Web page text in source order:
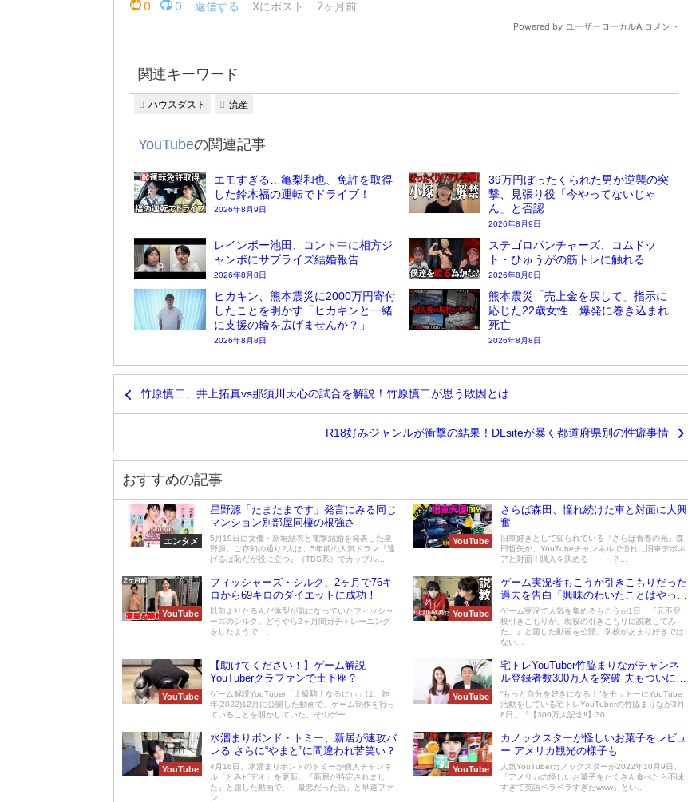
関連キーワード
ハウスダスト 流産
YouTubeの関連記事
エモすぎる…亀梨和也、免許を取得
した鈴木福の運転でドライブ！
2026年8月9日
39万円ぼったくられた男が逆襲の突
撃、見張り役「今やってないじゃ
ん」と否認
2026年8月9日
レインボー池田、コント中に相方ジ
ャンボにサプライズ結婚報告
2026年8月8日
ステゴロパンチャーズ、コムドッ
ト・ひゅうがの筋トレに触れる
2026年8月8日
ヒカキン、熊本震災に2000万円寄付
したことを明かす「ヒカキンと一緒
に支援の輪を広げませんか？」
2026年8月8日
熊本震災「売上金を戻して」指示に
応じた22歳女性、爆発に巻き込まれ
死亡
2026年8月8日
竹原慎二、井上拓真vs那須川天心の試合を解説！竹原慎二が思う敗因とは
R18好みジャンルが衝撃の結果！DLsiteが暴く都道府県別の性癖事情
おすすめの記事
エンタメ
星野源「たまたまです」発言にみる同じ
マンション別部屋同棲の根強さ
5月19日に女優・新垣結衣と電撃結婚を発表した星
野源。ご存知の通り2人は、5年前の人気ドラマ『逃
げるは恥だが役に立つ』（TBS系）でカップル...
YouTube
さらば森田、憧れ続けた車と対面に大興
奮
旧車好きとして知られている『さらば青春の光』森
田哲矢が、YouTubeチャンネルで憧れに旧車デボネ
アと対面！購入を決める・・・？...
YouTube
フィッシャーズ・シルク、2ヶ月で76キ
ロから69キロのダイエットに成功！
以前よりたるんだ体型が気になっていたフィッシャ
ーズのシルク。どうやら2ヶ月間ガチトレーニング
をしたようで…。...
YouTube
ゲーム実況者もこうが引きこもりだった
過去を告白「興味のわいたことはやって
みる」とエールを送る
ゲーム実況で人気を集めるもこうが1日、『元不登
校引きこもりが、現役の引きこもりに説教してみ
た。』と題した動画を公開。学校があまり好きでは
ない...
YouTube
【助けてください！】ゲーム解説
YouTuberクラファンで土下座？
ゲーム解説YouTuber「上級騎士なるにぃ」は、昨
年(2022)12月に公開した動画で、ゲーム制作を行っ
ていることを明かしていた。そのゲー...
YouTube
宅トレYouTuber竹脇まりながチャンネ
ル登録者数300万人を突破 夫もついに顔
出しへ！
“もっと自分を好きになる！”をモットーにYouTube
活動をしている宅トレYouTuberの竹脇まりなが3月
8日、『【300万人記念‼】30...
YouTube
水溜まりボンド・トミー、新居が速攻バ
レる さらに“やまと”に間違われ苦笑い？
4月16日、水溜まりボンドのトミーが個人チャンネ
ル「とみビデオ」を更新。『新居が特定されまし
た』と題した動画で、「最悪だった話」と早速ファ
ン...
YouTube
カノックスターが怪しいお菓子をレビュ
ー アメリカ観光の様子も
人気YouTuberカノックスターが2022年10月9日、
「アメリカの怪しいお菓子をたくさん食べたら不味
すぎて英語ペラペラすぎたwww」とい...